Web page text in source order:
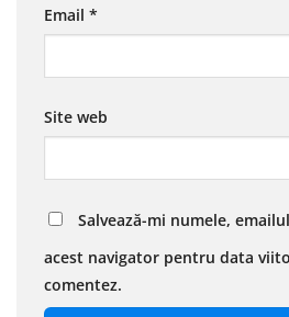
Email *
Site web
Salvează-mi numele,
acest navigator pentru data
comentez.